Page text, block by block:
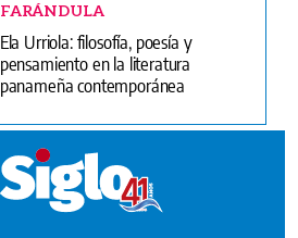
FARÁNDULA
Ela Urriola: filosofía, poesía y
pensamiento en la literatura
panameña contemporánea